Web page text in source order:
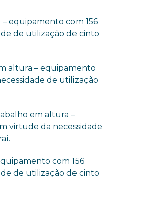
equipamento com 156
de utilização de cinto
altura – equipamento
de utilização
em altura –
virtude da necessidade
com 156
de utilização de cinto